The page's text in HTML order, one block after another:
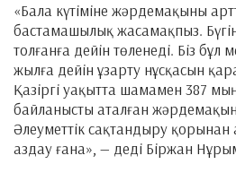
«Бала күтіміне жәрдемақыны
бастамашылық жасамақпыз.
толғанға дейін төленеді. Біз бұл
жылға дейін ұзарту нұсқасын
Қазіргі уақытта шамамен 387
байланысты аталған
Әлеуметтік сақтандыру
аздау ғана», — деді Біржан